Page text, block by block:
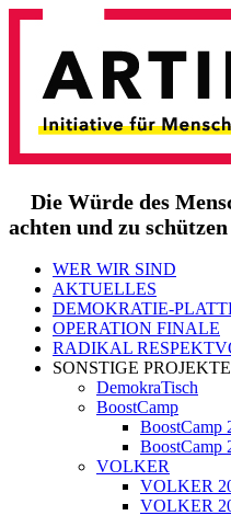
Zum
springen
Die Würde des
achten und zu
WER WIR SIND
AKTUELLES
DEMOKRATIE-
OPERATION FINALE
RADIKAL
SONSTIGE PROJEKTE
DemokraTisch
BoostCamp
BoostCamp
BoostCamp
VOLKER
VOLKER
VOLKER